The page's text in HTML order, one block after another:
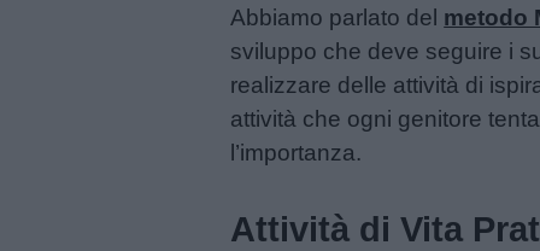
Abbiamo parlato del metodo
sviluppo che deve seguire i
realizzare delle attività di
attività che ogni genitore
l’importanza.
Attività di Vita